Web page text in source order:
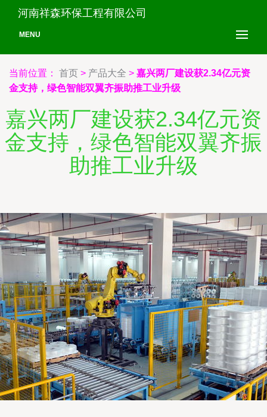
河南祥森环保工程有限公司
MENU
当前位置： 首页 > 产品大全 > 嘉兴两厂建设获2.34亿元资
金支持，绿色智能双翼齐振助推工业升级
嘉兴两厂建设获2.34亿元资
金支持，绿色智能双翼齐振
助推工业升级